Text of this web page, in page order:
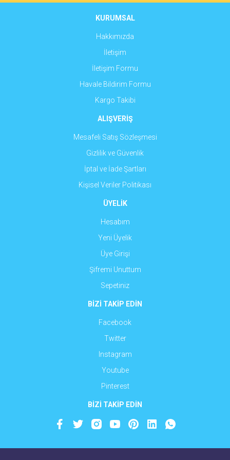
Ürün fiyatı diğer sitelerden daha pahalı.
Gönder
KURUMSAL
Hakkımızda
İletişim
İletişim Formu
Havale Bildirim Formu
Kargo Takibi
ALIŞVERİŞ
Mesafeli Satış Sözleşmesi
Gizlilik ve Güvenlik
İptal ve İade Şartları
Kişisel Veriler Politikası
ÜYELİK
Hesabım
Yeni Üyelik
Üye Girişi
Şifremi Unuttum
Sepetiniz
BİZİ TAKİP EDİN
Facebook
Twitter
Instagram
Youtube
Pinterest
BİZİ TAKİP EDİN